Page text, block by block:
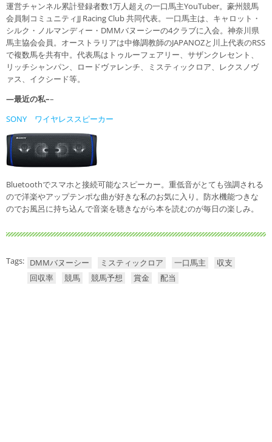
運営チャンネル累計登録者数1万人超えの一口馬主YouTuber。豪州競馬
会員制コミュニティJJ Racing Club 共同代表。一口馬主は、キャロット・
シルク・ノルマンディー・DMMバヌーシーの4クラブに入会。神奈川県
馬主協会会員。オーストラリアは中條調教師のJAPANOZと川上代表のRSS
で複数馬を共有中。代表馬はトゥルーフェアリー、サザンクレセント、
リッチシャンパン、ロードヴァレンチ、ミスティックロア、レクスノヴ
ァス、イクシード等。
—最近の私––
SONY ワイヤレススピーカー
Bluetoothでスマホと接続可能なスピーカー。重低音がとても強調される
ので洋楽やアップテンポな曲が好きな私のお気に入り。防水機能つきな
のでお風呂に持ち込んで音楽を聴きながら本を読むのが毎日の楽しみ。
Tags: DMMバヌーシー ミスティックロア 一口馬主
収支
回収率
競馬 競馬予想 賞金 配当